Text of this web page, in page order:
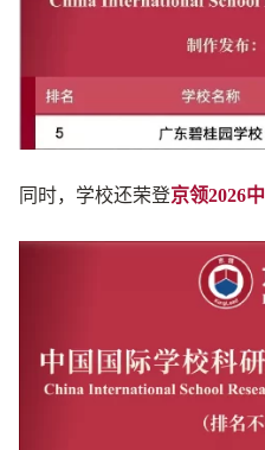
同时，学校还荣登京领2026